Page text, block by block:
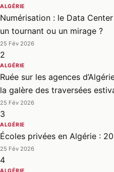
ALGÉRIE
Numérisation : le Data
un tournant ou un mirage ?
25 Fév 2026
2
ALGÉRIE
Ruée sur les agences
la galère des traversées
25 Fév 2026
3
ALGÉRIE
Écoles privées en Algérie :
25 Fév 2026
4
ALGÉRIE